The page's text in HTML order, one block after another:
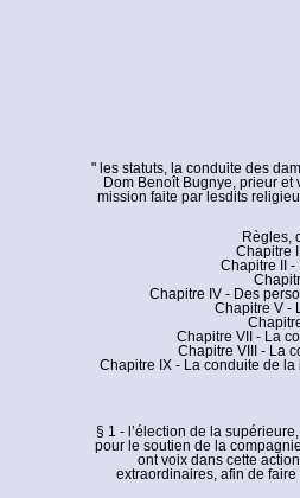
" les statuts, la conduite des
Dom Benoît Bugnye, prieur et
mission faite par lesdits
Règles,
Chapitre
Chapitre II -
Chapitre IV - Des
Chapitre V -
Chapitre VII - La
Chapitre VIII - La
Chapitre IX - La conduite de
§ 1 - l’élection de la
pour le soutien de la
ont voix dans cette
extraordinaires, afin de